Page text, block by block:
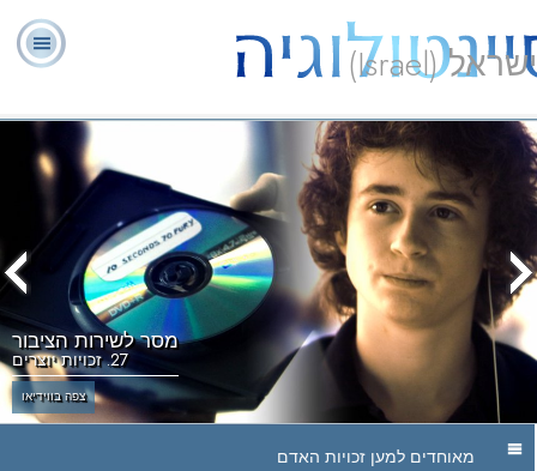
ישראל (Israel)
ל. רון
האברד
סיינטולוגיה?
שאלות
נפוצות
מסר לשירות הציבור
27. זכויות יוצרים
צפה בווידיאו
מאוחדים למען זכויות האדם